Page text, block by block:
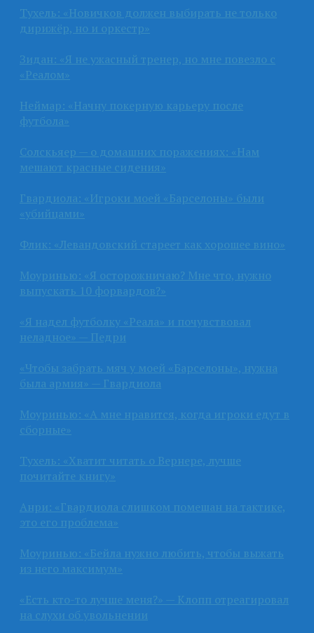
Тухель: «Новичков должен выбирать не только
дирижёр, но и оркестр»
Зидан: «Я не ужасный тренер, но мне повезло с
«Реалом»
Неймар: «Начну покерную карьеру после
футбола»
Солскьяер — о домашних поражениях: «Нам
мешают красные сидения»
Гвардиола: «Игроки моей «Барселоны» были
«убийцами»
Флик: «Левандовский стареет как хорошее вино»
Моуринью: «Я осторожничаю? Мне что, нужно
выпускать 10 форвардов?»
«Я надел футболку «Реала» и почувствовал
неладное» — Педри
«Чтобы забрать мяч у моей «Барселоны», нужна
была армия» — Гвардиола
Моуринью: «А мне нравится, когда игроки едут в
сборные»
Тухель: «Хватит читать о Вернере, лучше
почитайте книгу»
Анри: «Гвардиола слишком помешан на тактике,
это его проблема»
Моуринью: «Бейла нужно любить, чтобы выжать
из него максимум»
«Есть кто-то лучше меня?» — Клопп отреагировал
на слухи об увольнении